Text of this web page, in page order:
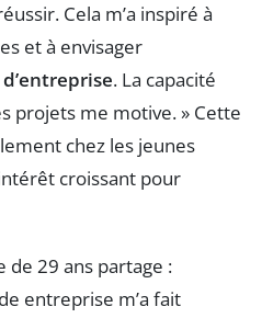
Cela m’a inspiré à
et à envisager
. La capacité
projets me motive. » Cette
chez les jeunes
croissant pour
de 29 ans partage :
entreprise m’a fait